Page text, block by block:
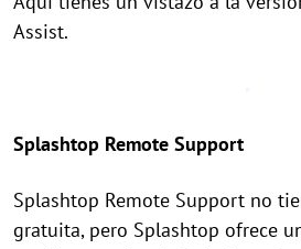
Assist.
Splashtop Remote Support
Splashtop Remote Support no
gratuita, pero Splashtop ofrece